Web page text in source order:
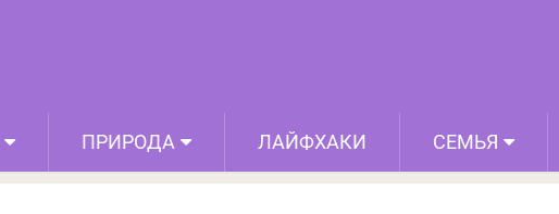
ПРИРОДА ЛАЙФХАКИ СЕМЬЯ